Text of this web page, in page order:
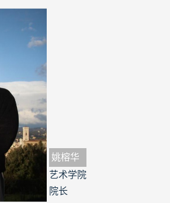
姚榕华
艺术学院
院长